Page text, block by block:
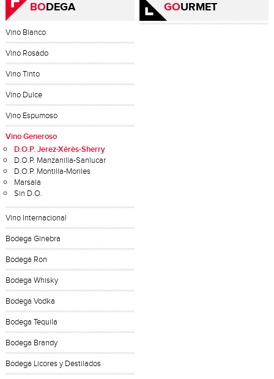
BODEGA
Vino Blanco
Vino Rosado
Vino Tinto
Vino Dulce
Vino Espumoso
Vino Generoso
D.O.P. Jerez-Xérès-Sherry
D.O.P. Manzanilla-Sanlucar
D.O.P. Montilla-Moriles
Marsala
Sin D.O.
Vino Internacional
Bodega Ginebra
Bodega Ron
Bodega Whisky
Bodega Vodka
Bodega Tequila
Bodega Brandy
Bodega Licores y Destilados
GOURMET